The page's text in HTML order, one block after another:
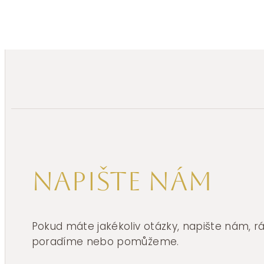
Napište nám
Pokud máte jakékoliv otázky, napište nám,
poradíme nebo pomůžeme.